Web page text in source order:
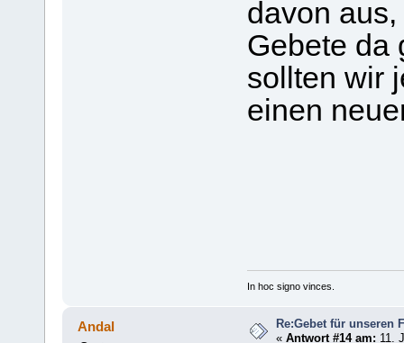
davon
Gebete da
sollten wir
einen
In hoc signo vinces.
Andal
Re:Gebet für unseren
«Antwort #14 am: 11.